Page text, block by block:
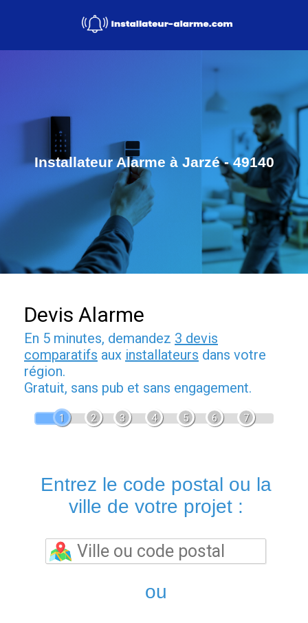
Installateur Alarme à Jarzé - 49140
Devis Alarme
En 5 minutes, demandez 3 devis
comparatifs aux installateurs dans votre
région.
Gratuit, sans pub et sans engagement.
1 2 3 4 5 6 7
Entrez le code postal ou la
ville de votre projet :
ou